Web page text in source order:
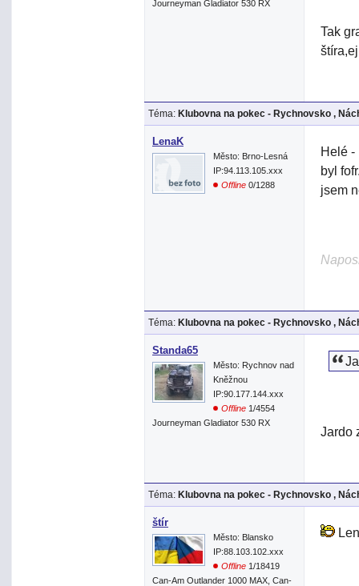
Journeyman Gladiator 530 RX
Tak
Téma: Klubovna na pokec - Rychnovsko ,
LenaK
Město: Brno-Lesná
IP:94.113.105.xxx
Offline 0/1288
Helé
byl
jsem
Téma: Klubovna na pokec - Rychnovsko ,
Standa65
Město: Rychnov nad
Kněžnou
IP:90.177.144.xxx
Offline 1/4554
Journeyman Gladiator 530 RX
Jardo
Téma: Klubovna na pokec - Rychnovsko ,
štír
Město: Blansko
IP:88.103.102.xxx
Offline 1/18419
Can-Am Outlander 1000 MAX, Can-